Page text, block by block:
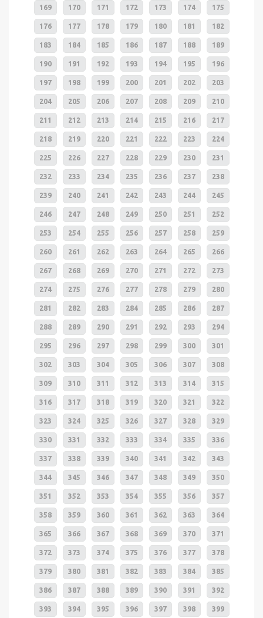
169 170 171 172 173 174 175
176 177 178 179 180 181 182
183 184 185 186 187 188 189
190 191 192 193 194 195 196
197 198 199 200 201 202 203
204 205 206 207 208 209 210
211 212 213 214 215 216 217
218 219 220 221 222 223 224
225 226 227 228 229 230 231
232 233 234 235 236 237 238
239 240 241 242 243 244 245
246 247 248 249 250 251 252
253 254 255 256 257 258 259
260 261 262 263 264 265 266
267 268 269 270 271 272 273
274 275 276 277 278 279 280
281 282 283 284 285 286 287
288 289 290 291 292 293 294
295 296 297 298 299 300 301
302 303 304 305 306 307 308
309 310 311 312 313 314 315
316 317 318 319 320 321 322
323 324 325 326 327 328 329
330 331 332 333 334 335 336
337 338 339 340 341 342 343
344 345 346 347 348 349 350
351 352 353 354 355 356 357
358 359 360 361 362 363 364
365 366 367 368 369 370 371
372 373 374 375 376 377 378
379 380 381 382 383 384 385
386 387 388 389 390 391 392
393 394 395 396 397 398 399